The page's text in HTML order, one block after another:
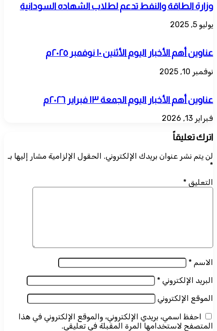
وزارة الطاقة والنفط تدعم لطلاب الشهاده السودانية
يوليو 5, 2025
عناوين أهم الأخبار اليوم الأثنين ١٠ نوفمبر ٢٠٢٥م
نوفمبر 10, 2025
عناوين أهم الأخبار اليوم الجمعة ١٣ فبراير ٢٠٢٦م
فبراير 13, 2026
اترك تعليقاً
لن يتم نشر عنوان بريدك الإلكتروني. الحقول الإلزامية مشار إليها بـ
*
التعليق *
الاسم *
البريد الإلكتروني *
الموقع الإلكتروني
احفظ اسمي، بريدي الإلكتروني، والموقع الإلكتروني في هذا
المتصفح لاستخدامها المرة المقبلة في تعليقي.